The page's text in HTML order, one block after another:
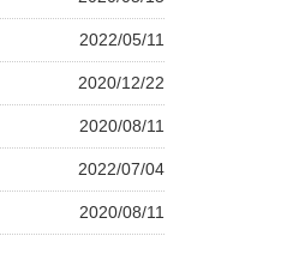
2022/05/11
2020/12/22
2020/08/11
2022/07/04
2020/08/11